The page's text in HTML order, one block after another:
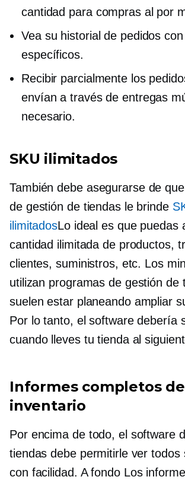
cantidad para compras al por
Vea su historial de pedidos
específicos.
Recibir parcialmente los
envían a través de entregas
necesario.
SKU ilimitados
También debe asegurarse de
de gestión de tiendas le brinde
ilimitadosLo ideal es que puedas
cantidad ilimitada de productos,
clientes, suministros, etc. Los
utilizan programas de gestión de
suelen estar planeando ampliar
Por lo tanto, el software debería
cuando lleves tu tienda al
Informes completos de
inventario
Por encima de todo, el software
tiendas debe permitirle ver todos
con facilidad. A fondoLos